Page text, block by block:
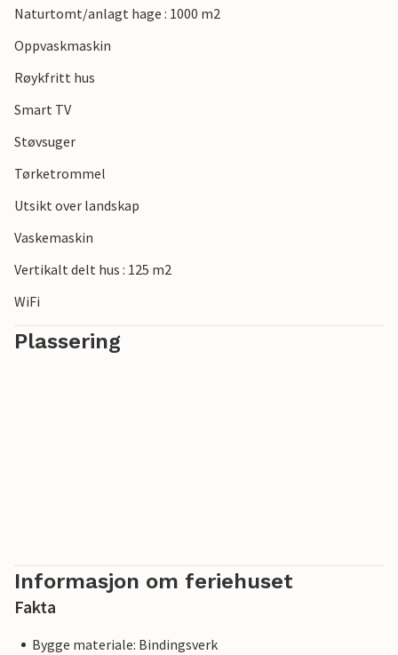
Naturtomt/anlagt hage : 1000 m2
Oppvaskmaskin
Røykfritt hus
Smart TV
Støvsuger
Tørketrommel
Utsikt over landskap
Vaskemaskin
Vertikalt delt hus : 125 m2
WiFi
Plassering
Informasjon om feriehuset
Fakta
Bygge materiale: Bindingsverk